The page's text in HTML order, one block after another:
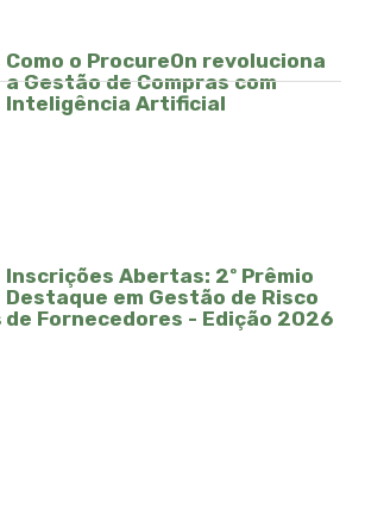
Como o ProcureOn revoluciona
a Gestão de Compras com
Inteligência Artificial
Inscrições Abertas: 2º Prêmio
Destaque em Gestão de Risco
de Fornecedores - Edição 2026